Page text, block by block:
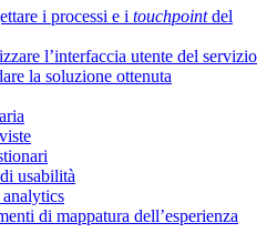
i processi e i touchpointdel
l’interfaccia utente del servizio
la soluzione ottenuta
usabilità
di mappatura dell’esperienza